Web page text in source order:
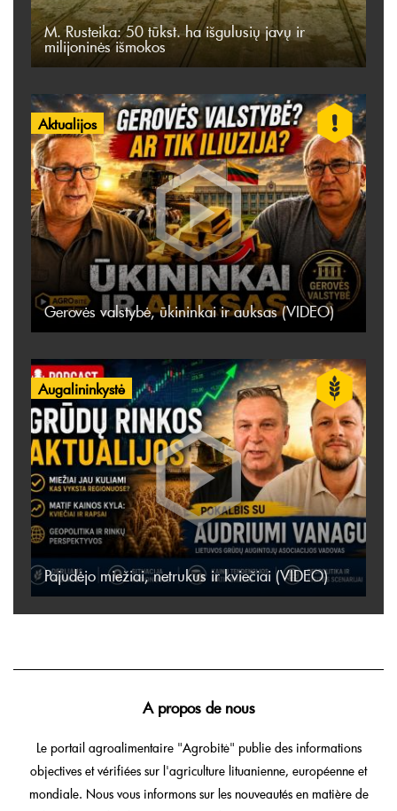
M. Rusteika: 50 tūkst. ha išgulusių javų ir
milijoninės išmokos
Aktualijos
Gerovės valstybė, ūkininkai ir auksas (VIDEO)
Augalininkystė
Pajudėjo miežiai, netrukus ir kviečiai (VIDEO)
A propos de nous
Le portail agroalimentaire "Agrobitė" publie des informations
objectives et vérifiées sur l'agriculture lituanienne, européenne et
mondiale. Nous vous informons sur les nouveautés en matière de